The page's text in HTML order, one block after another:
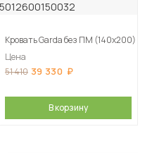
Кровать Garda без ПМ (140х200)
Цена
51 410 39 330
В корзину